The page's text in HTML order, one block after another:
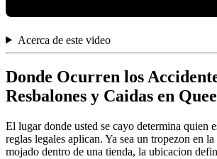
Acerca de este video
Donde Ocurren los
Resbalones y Caidas en
El lugar donde usted se cayo determina quien
reglas legales aplican. Ya sea un tropezon en
mojado dentro de una tienda, la ubicacion